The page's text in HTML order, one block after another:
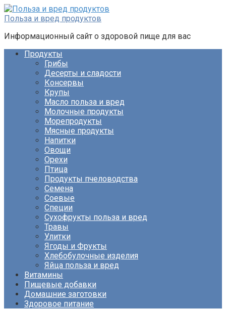
Перейти
к
Польза и вред продуктов
Информационный сайт о здоровой пище для вас
Продукты
Грибы
Десерты и сладости
Консервы
Крупы
Масло польза и вред
Молочные продукты
Морепродукты
Мясные продукты
Напитки
Овощи
Орехи
Птица
Продукты пчеловодства
Семена
Соевые
Специи
Сухофрукты польза и вред
Травы
Улитки
Ягоды и Фрукты
Хлебобулочные изделия
Яйца польза и вред
Витамины
Пищевые добавки
Домашние заготовки
Здоровое питание